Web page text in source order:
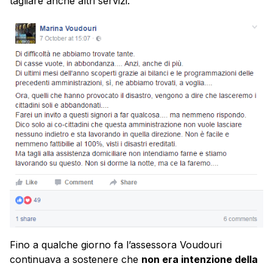
Fino a qualche giorno fa l’assessora Voudouri
continuava a sostenere che non era intenzione della